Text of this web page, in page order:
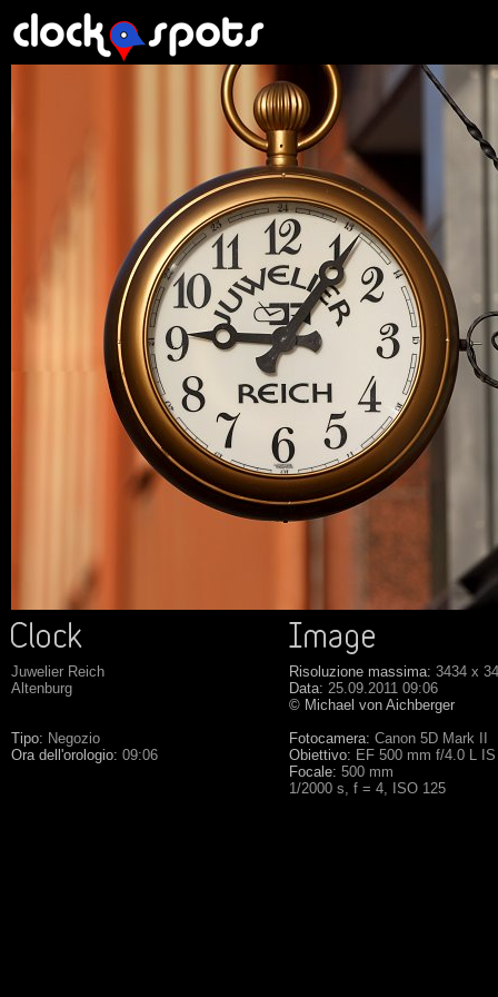
Juwelier Reich
Altenburg
Tipo: Negozio
Ora dell'orologio: 09:06
Risoluzione massima: 3434 x
Data: 25.09.2011 09:06
© Michael von Aichberger
Fotocamera: Canon 5D Mark II
Obiettivo: EF 500 mm f/4.0 L
Focale: 500 mm
1/2000 s, f = 4, ISO 125